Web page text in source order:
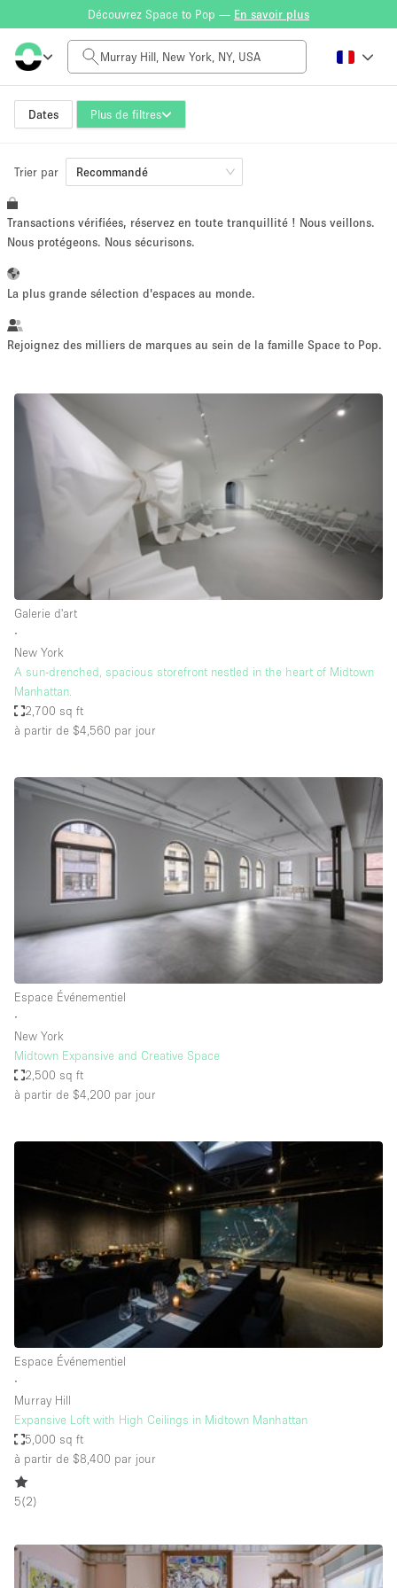
Découvrez Space to Pop — En savoir plus
Dates Plus de filtres
Tarif à la journée
$0
Taille de l'espace
~ 13 personnes
Vente au
détail
Showroom Événement Art Alimentation
Conférence Réunion Bureaux
Commercial
Partagé
Type de l'espace
Atelier
Bateau
Boutique en Partage
Bureaux
Camion / Fourgon
Commerce
Container
Espace Atypique / Unique
Espace Publicitaire
Espace Événementiel
Galerie d'art
Maison / Villa / Hôtel Particulier
Restaurant / Bar / Café
Rooftop
Salle de Conférence
Salle de Réunion
Salon Beauté / Coiffure
Studio Photo / Tournage
Étal de Marché
Accès aux handicapés
Trier par Recommandé
Transactions vérifiées, réservez en toute tranquillité ! Nous veillons.
Nous protégeons. Nous sécurisons.
La plus grande sélection d'espaces au monde.
Rejoignez des milliers de marques au sein de la famille Space to Pop.
Galerie d'art
∙
New York
A sun-drenched, spacious storefront nestled in the heart of Midtown
Manhattan.
2,700 sq ft
à partir de $4,560 par jour
Espace Événementiel
∙
New York
Midtown Expansive and Creative Space
2,500 sq ft
à partir de $4,200 par jour
Espace Événementiel
∙
Murray Hill
Expansive Loft with High Ceilings in Midtown Manhattan
5,000 sq ft
à partir de $8,400 par jour
5(2)